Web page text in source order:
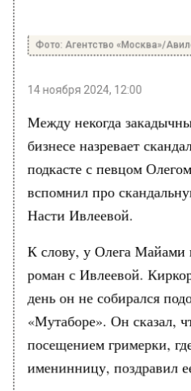
Фото: Агентство «Москва»/
14 ноября 2024, 12:00
Между некогда
бизнесе назревает
подкасте с певцом
вспомнил про
Насти Ивлеевой.
К слову, у Олега Майами
роман с Ивлеевой.
день он не собирался
«Мутаборе». Он сказал,
посещением гримерки,
именинницу, поздравил